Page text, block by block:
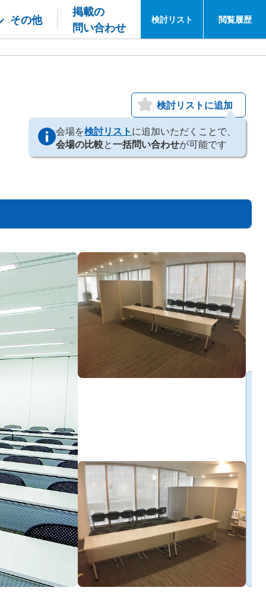
その他
掲載の
問い合わせ
検討リスト 閲覧履歴
検討リストに追加
会場を検討リストに追加いただくことで、
会場の比較と一括問い合わせが可能です